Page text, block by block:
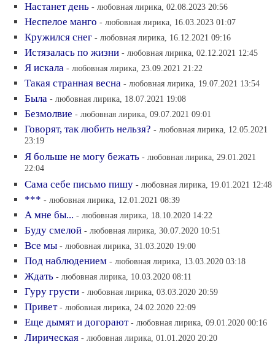
Настанет день - любовная лирика, 02.08.2023 20:56
Неспелое манго - любовная лирика, 16.03.2023 01:07
Кружился снег - любовная лирика, 16.12.2021 09:16
Истязалась по жизни - любовная лирика, 02.12.2021 12:45
Я искала - любовная лирика, 23.09.2021 21:22
Такая странная весна - любовная лирика, 19.07.2021 13:54
Была - любовная лирика, 18.07.2021 19:08
Безмолвие - любовная лирика, 09.07.2021 09:01
Говорят, так любить нельзя? - любовная лирика, 12.05.2021
23:19
Я больше не могу бежать - любовная лирика, 29.01.2021
22:04
Сама себе письмо пишу - любовная лирика, 19.01.2021 12:48
*** - любовная лирика, 12.01.2021 08:39
А мне бы... - любовная лирика, 18.10.2020 14:22
Буду смелой - любовная лирика, 30.07.2020 10:51
Все мы - любовная лирика, 31.03.2020 19:00
Под наблюдением - любовная лирика, 13.03.2020 03:18
Ждать - любовная лирика, 10.03.2020 08:11
Гуру грусти - любовная лирика, 03.03.2020 20:59
Привет - любовная лирика, 24.02.2020 22:09
Еще дымят и догорают - любовная лирика, 09.01.2020 00:16
Лирическая - любовная лирика, 01.01.2020 20:20